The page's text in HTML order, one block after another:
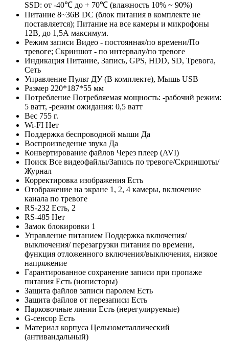
SSD: от -40℃ до + 70℃ (влажность 10% ~ 90%)
Питание 8~36В DC (блок питания в комплекте не
поставляется); Питание на все камеры и микрофоны
12В, до 1,5А максимум.
Режим записи Видео - постоянная/по времени/По
тревоге; Скриншот - по интервалу/по тревоге
Индикация Питание, Запись, GPS, HDD, SD, Тревога,
Сеть
Управление Пульт ДУ (В комплекте), Мышь USB
Размер 220*187*55 мм
Потребление Потребляемая мощность: -рабочий режим:
5 ватт, -режим ожидания: 0,5 ватт
Вес 755 г.
Wi-FI Нет
Поддержка беспроводной мыши Да
Воспроизведение звука Да
Конвертирование файлов Через плеер (AVI)
Поиск Все видеофайлы/Запись по тревоге/Скриншоты/
Журнал
Корректировка изображения Есть
Отображение на экране 1, 2, 4 камеры, включение
канала по тревоге
RS-232 Есть, 2
RS-485 Нет
Замок блокировки 1
Управление питанием Поддержка включения/
выключения/ перезагрузки питания по времени,
функция отложенного включения/выключения, низкое
напряжение
Гарантированное сохранение записи при пропаже
питания Есть (ионисторы)
Защита файлов записи паролем Есть
Защита файлов от перезаписи Есть
Парковочные линии Есть (нерегулируемые)
G-сенсор Есть
Материал корпуса Цельнометаллический
(антивандальный)